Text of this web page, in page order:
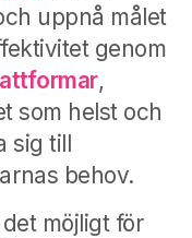
uppnå målet
genom
,
som helst och
sig till
behov.
möjligt för